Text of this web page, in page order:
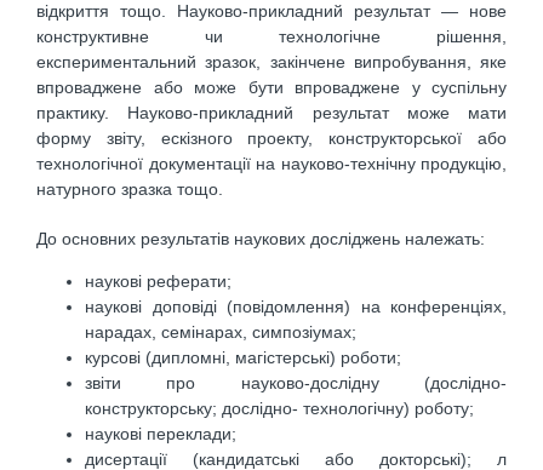
відкриття тощо. Науково-прикладний результат — нове
конструктивне чи технологічне рішення,
експериментальний зразок, закінчене випробування, яке
впроваджене або може бути впроваджене у суспільну
практику. Науково-прикладний результат може мати
форму звіту, ескізного проекту, конструкторської або
технологічної документації на науково-технічну продукцію,
натурного зразка тощо.
До основних результатів наукових досліджень належать:
наукові реферати;
наукові доповіді (повідомлення) на конференціях,
нарадах, семінарах, симпозіумах;
курсові (дипломні, магістерські) роботи;
звіти про науково-дослідну (дослідно-
конструкторську; дослідно- технологічну) роботу;
наукові переклади;
дисертації (кандидатські або докторські); л